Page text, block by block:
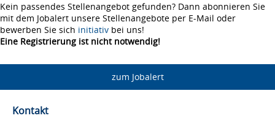
Kein passendes Stellenangebot gefunden? Dann abonnieren Sie
mit dem Jobalert unsere Stellenangebote per E-Mail oder
bewerben Sie sich initiativ bei uns!
Eine Registrierung ist nicht notwendig!
zum Jobalert
Kontakt